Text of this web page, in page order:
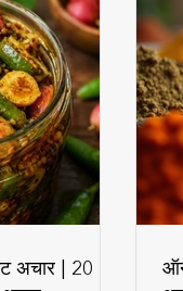
अचार | 20